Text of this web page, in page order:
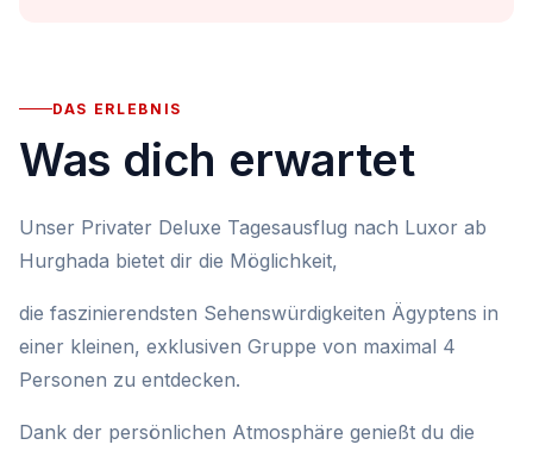
DAS ERLEBNIS
Was dich erwartet
Unser Privater Deluxe Tagesausflug nach Luxor ab
Hurghada bietet dir die Möglichkeit,
die faszinierendsten Sehenswürdigkeiten Ägyptens in
einer kleinen, exklusiven Gruppe von maximal 4
Personen zu entdecken.
Dank der persönlichen Atmosphäre genießt du die